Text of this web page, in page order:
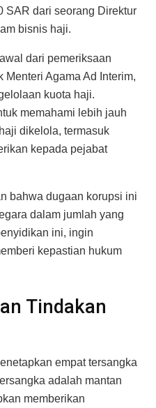
SAR dari seorang Direktur
bisnis haji.
dari pemeriksaan
Agama Ad Interim,
kuota haji.
memahami lebih jauh
dikelola, termasuk
kepada pejabat
bahwa dugaan korupsi ini
dalam jumlah yang
ini, ingin
kepastian hukum
Tindakan
empat tersangka
adalah mantan
memberikan